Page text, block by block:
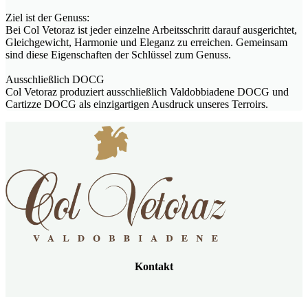
Ziel ist der Genuss:
Bei Col Vetoraz ist jeder einzelne Arbeitsschritt darauf ausgerichtet,
Gleichgewicht, Harmonie und Eleganz zu erreichen. Gemeinsam
sind diese Eigenschaften der Schlüssel zum Genuss.
Ausschließlich DOCG
Col Vetoraz produziert ausschließlich Valdobbiadene DOCG und
Cartizze DOCG als einzigartigen Ausdruck unseres Terroirs.
Kontakt